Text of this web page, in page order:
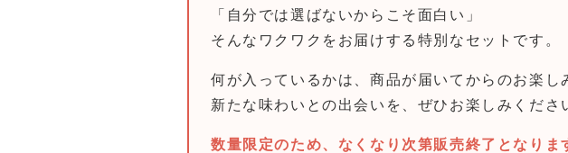
「自分では選ばないからこそ面白い」
そんなワクワクをお届けする特別なセットです。
何が入っているかは、商品が届いてからのお楽し
新たな味わいとの出会いを、ぜひお楽しみくださ
数量限定のため、なくなり次第販売終了となりま